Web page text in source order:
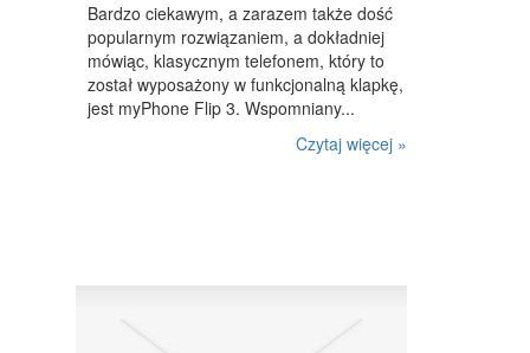
Bardzo ciekawym, a zarazem także dość
popularnym rozwiązaniem, a dokładniej
mówiąc, klasycznym telefonem, który to
został wyposażony w funkcjonalną klapkę,
jest myPhone Flip 3. Wspomniany...
Czytaj więcej »